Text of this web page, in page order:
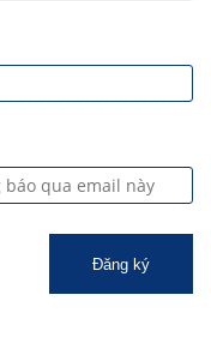
Đăng ký